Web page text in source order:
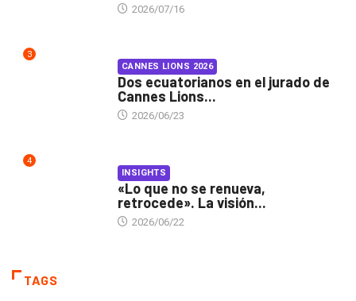
2026/07/16
3
CANNES LIONS 2026
Dos ecuatorianos en el jurado de
Cannes Lions...
2026/06/23
4
INSIGHTS
«Lo que no se renueva,
retrocede». La visión...
2026/06/22
TAGS